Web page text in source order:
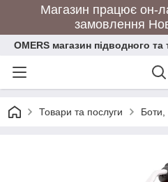
Магазин працює он-
замовлення
OMERS магазин підводного
Товари та послуги Боти,